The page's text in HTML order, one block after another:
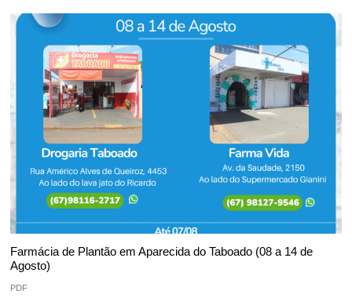
Farmácia de Plantão em Aparecida do Taboado (08 a 14 de
Agosto)
PDF